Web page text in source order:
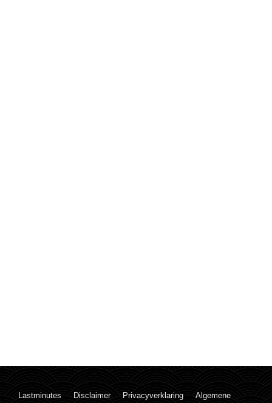
Lastminutes Disclaimer Privacyverklaring
Algemene